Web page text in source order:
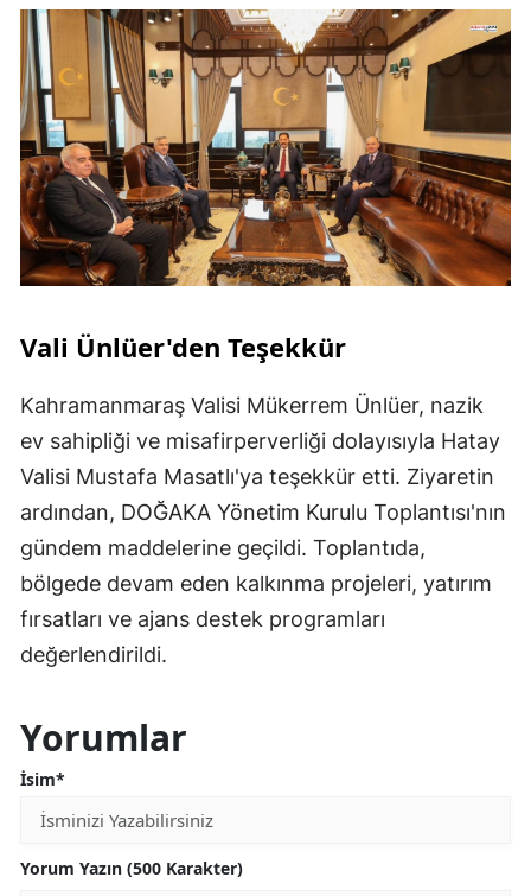
Vali Ünlüer'den Teşekkür
Kahramanmaraş Valisi Mükerrem Ünlüer, nazik
ev sahipliği ve misafirperverliği dolayısıyla Hatay
Valisi Mustafa Masatlı'ya teşekkür etti. Ziyaretin
ardından, DOĞAKA Yönetim Kurulu Toplantısı'nın
gündem maddelerine geçildi. Toplantıda,
bölgede devam eden kalkınma projeleri, yatırım
fırsatları ve ajans destek programları
değerlendirildi.
Yorumlar
İsim*
Yorum Yazın (500 Karakter)